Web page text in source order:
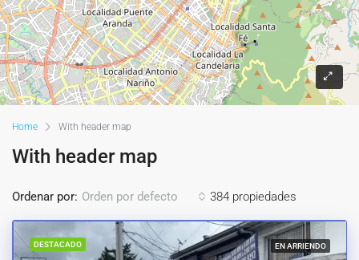
Home With header map
With header map
384 propiedades
Ordenar por: Orden por defecto
DESTACADO EN ARRIENDO